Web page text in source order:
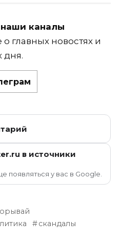
каналы
главных новостях и
дня.
в источники
появляться у вас в Google.
скандалы